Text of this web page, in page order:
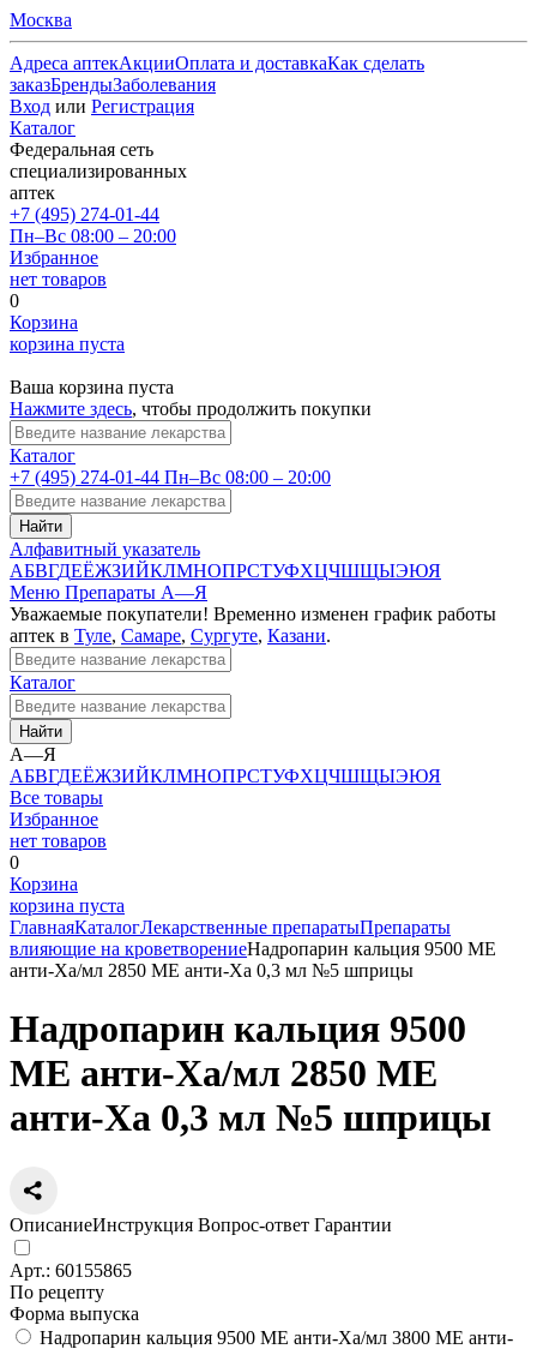
Москва
Адреса аптекАкцииОплата и доставкаКак сделать
заказБрендыЗаболевания
Вход или Регистрация
Каталог
Федеральная сеть
специализированных
аптек
+7 (495) 274-01-44
Пн–Вс 08:00 – 20:00
Избранное
нет товаров
0
Корзина
корзина пуста
Ваша корзина пуста
Нажмите здесь, чтобы продолжить покупки
Каталог
+7 (495) 274-01-44 Пн–Вс 08:00 – 20:00
Найти
Алфавитный указатель
АБВГДЕЁЖЗИЙКЛМНОПРСТУФХЦЧШЩЫЭЮЯ
Меню Препараты А—Я
Уважаемые покупатели! Временно изменен график работы
аптек в Туле, Самаре, Сургуте, Казани.
Каталог
Найти
А—Я
АБВГДЕЁЖЗИЙКЛМНОПРСТУФХЦЧШЩЫЭЮЯ
Все товары
Избранное
нет товаров
0
Корзина
корзина пуста
ГлавнаяКаталогЛекарственные препаратыПрепараты
влияющие на кроветворениеНадропарин кальция 9500 МЕ
анти-Ха/мл 2850 МЕ анти-Ха 0,3 мл №5 шприцы
Надропарин кальция 9500
МЕ анти-Ха/мл 2850 МЕ
анти-Ха 0,3 мл №5 шприцы
ОписаниеИнструкция Вопрос-ответ Гарантии
Арт.: 60155865
По рецепту
Форма выпуска
Надропарин кальция 9500 МЕ анти-Ха/мл 3800 МЕ анти-